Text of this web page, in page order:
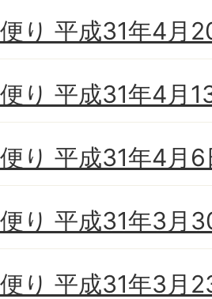
り 平成31年4月
り 平成31年4月
り 平成31年4月
り 平成31年3月
り 平成31年3月